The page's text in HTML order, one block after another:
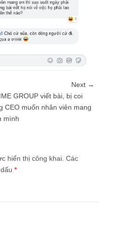
Next →
GROUP viết bài, bị coi
CEO muốn nhân viên mang
mình
hiển thị công khai. Các
*